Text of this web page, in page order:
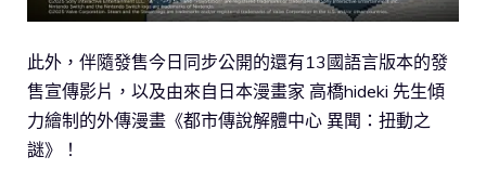
此外，伴隨發售今日同步公開的還有13國語言版本的發
售宣傳影片，以及由來自日本漫畫家 高橋hideki 先生傾
力繪制的外傳漫畫《都市傳說解體中心 異聞：扭動之
謎》！